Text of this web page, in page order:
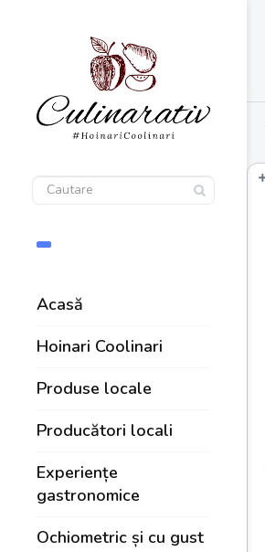
Acasă
Hoinari Coolinari
Produse locale
Producători locali
Experiențe
gastronomice
Ochiometric și cu gust